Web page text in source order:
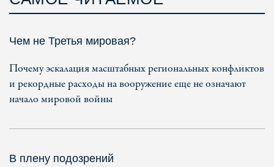
Чем не Третья мировая?
Почему эскалация масштабных региональных конфликтов
и рекордные расходы на вооружение еще не означают
начало мировой войны
В плену подозрений